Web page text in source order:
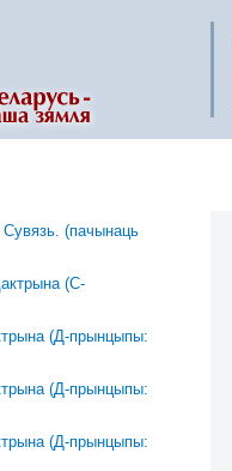
(пачынаць
(С-
(Д-прынцыпы:
(Д-прынцыпы:
(Д-прынцыпы: